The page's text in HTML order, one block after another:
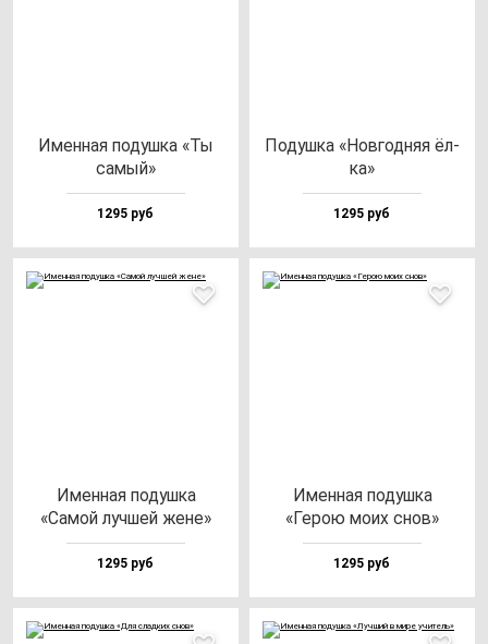
Имен­ная по­душ­ка «Ты
са­мый»
1295 руб
Подуш­ка «Нов­год­няя ёл­
ка»
1295 руб
Имен­ная по­душ­ка
«Самой луч­шей же­не»
1295 руб
Имен­ная по­душ­ка
«Герою мо­их снов»
1295 руб